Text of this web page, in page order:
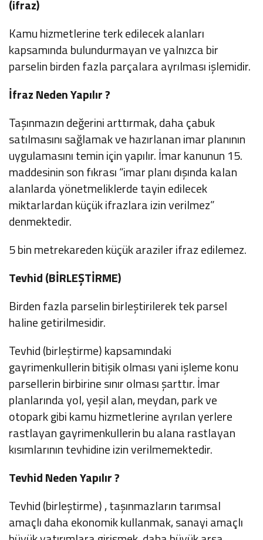
(ifraz)
Kamu hizmetlerine terk edilecek alanları
kapsamında bulundurmayan ve yalnızca bir
parselin birden fazla parçalara ayrılması işlemidir.
İfraz Neden Yapılır ?
Taşınmazın değerini arttırmak, daha çabuk
satılmasını sağlamak ve hazırlanan imar planının
uygulamasını temin için yapılır. İmar kanunun 15.
maddesinin son fıkrası “imar planı dışında kalan
alanlarda yönetmeliklerde tayin edilecek
miktarlardan küçük ifrazlara izin verilmez”
denmektedir.
5 bin metrekareden küçük araziler ifraz edilemez.
Tevhid (BİRLEŞTİRME)
Birden fazla parselin birleştirilerek tek parsel
haline getirilmesidir.
Tevhid (birleştirme) kapsamındaki
gayrimenkullerin bitişik olması yani işleme konu
parsellerin birbirine sınır olması şarttır. İmar
planlarında yol, yeşil alan, meydan, park ve
otopark gibi kamu hizmetlerine ayrılan yerlere
rastlayan gayrimenkullerin bu alana rastlayan
kısımlarının tevhidine izin verilmemektedir.
Tevhid Neden Yapılır ?
Tevhid (birleştirme) , taşınmazların tarımsal
amaçlı daha ekonomik kullanmak, sanayi amaçlı